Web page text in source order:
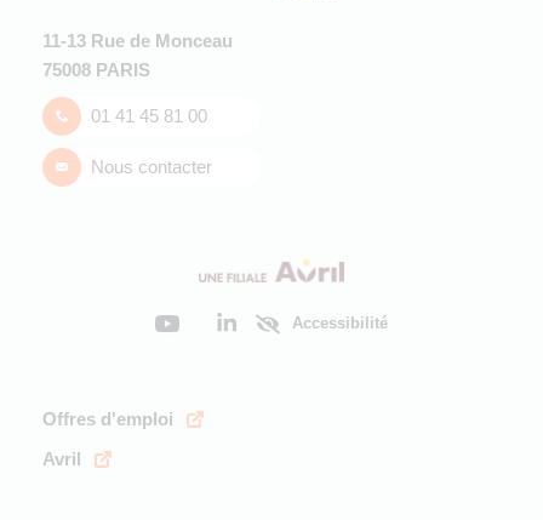
11-13 Rue de Monceau
75008 PARIS
01 41 45 81 00
Nous contacter
Accessibilité
Offres d'emploi
Avril